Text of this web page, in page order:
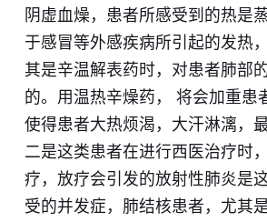
阴虚血燥，患者所感受到的热是
于感冒等外感疾病所引起的发热
其是辛温解表药时，对患者肺部
的。用温热辛燥药， 将会加重患
使得患者大热烦渴，大汗淋漓，
二是这类患者在进行西医治疗时
疗，放疗会引发的放射性肺炎是
受的并发症，肺结核患者，尤其